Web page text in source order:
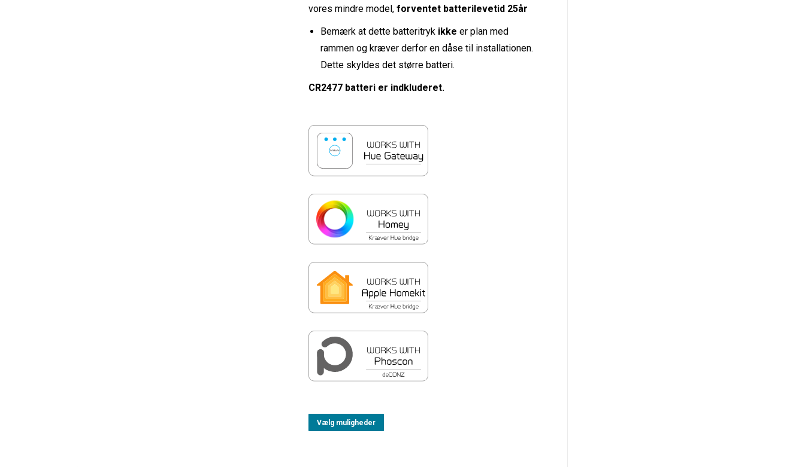
vores mindre model, forventet batterilevetid 25år
Bemærk at dette batteritryk ikke er plan med
rammen og kræver derfor en dåse til installationen.
Dette skyldes det større batteri.
CR2477 batteri er indkluderet.
Vælg muligheder